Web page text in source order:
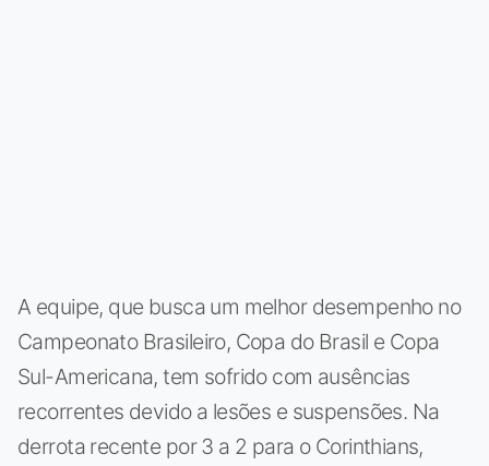
A equipe, que busca um melhor desempenho no
Campeonato Brasileiro, Copa do Brasil e Copa
Sul-Americana, tem sofrido com ausências
recorrentes devido a lesões e suspensões. Na
derrota recente por 3 a 2 para o Corinthians,